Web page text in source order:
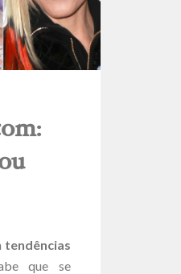
tendências
que se